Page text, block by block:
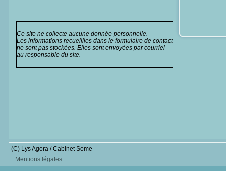
Ce site ne collecte aucune donnée personnelle.
Les informations recueillies dans le formulaire de contact
ne sont pas stockées. Elles sont envoyées par courriel
au responsable du site.
(C) Lys Agora / Cabinet Some
Mentions légales